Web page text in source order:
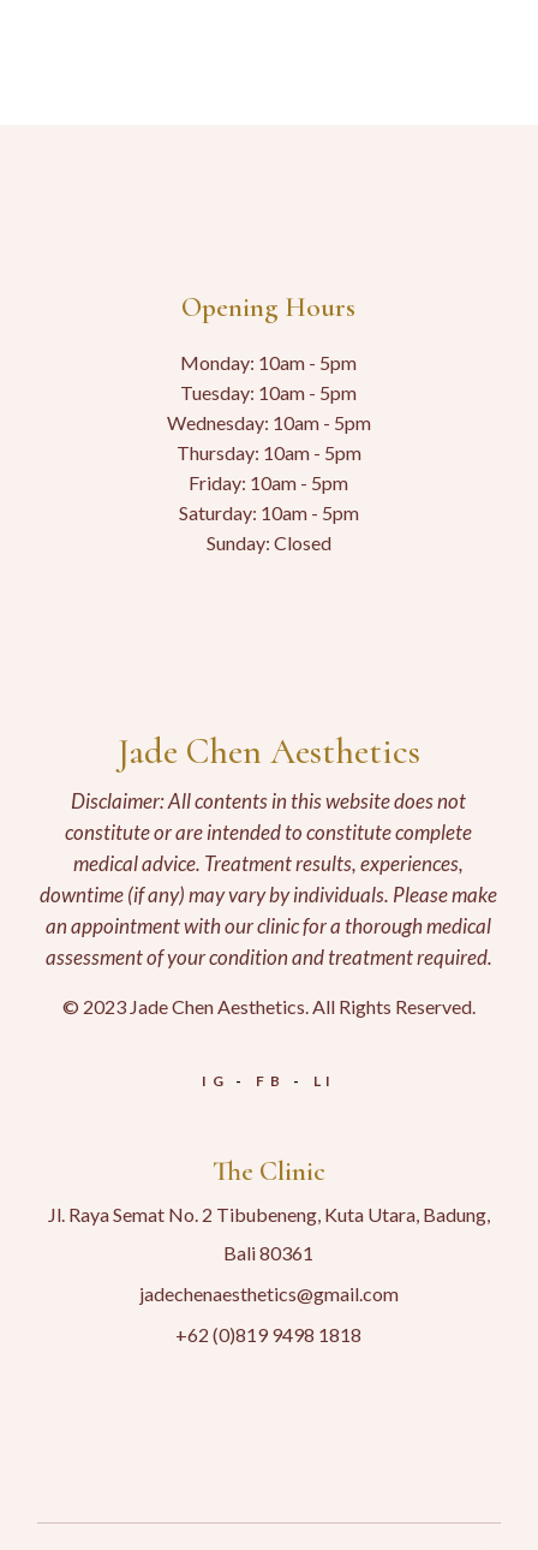
Opening Hours
Monday: 10am - 5pm
Tuesday: 10am - 5pm
Wednesday: 10am - 5pm
Thursday: 10am - 5pm
Friday: 10am - 5pm
Saturday: 10am - 5pm
Sunday: Closed
Jade Chen Aesthetics
Disclaimer: All contents in this website does not
constitute or are intended to constitute complete
medical advice. Treatment results, experiences,
downtime (if any) may vary by individuals. Please make
an appointment with our clinic for a thorough medical
assessment of your condition and treatment required.
© 2023 Jade Chen Aesthetics. All Rights Reserved.
IG FB LI
The Clinic
Jl. Raya Semat No. 2 Tibubeneng, Kuta Utara, Badung,
Bali 80361
jadechenaesthetics@gmail.com
+62 (0)819 9498 1818